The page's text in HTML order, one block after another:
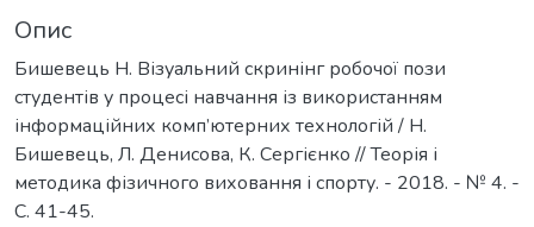
Опис
Бишевець Н. Візуальний скринінг робочої пози
студентів у процесі навчання із використанням
інформаційних комп’ютерних технологій / Н.
Бишевець, Л. Денисова, К. Сергієнко // Теорія і
методика фізичного виховання і спорту. - 2018. - № 4. -
С. 41-45.